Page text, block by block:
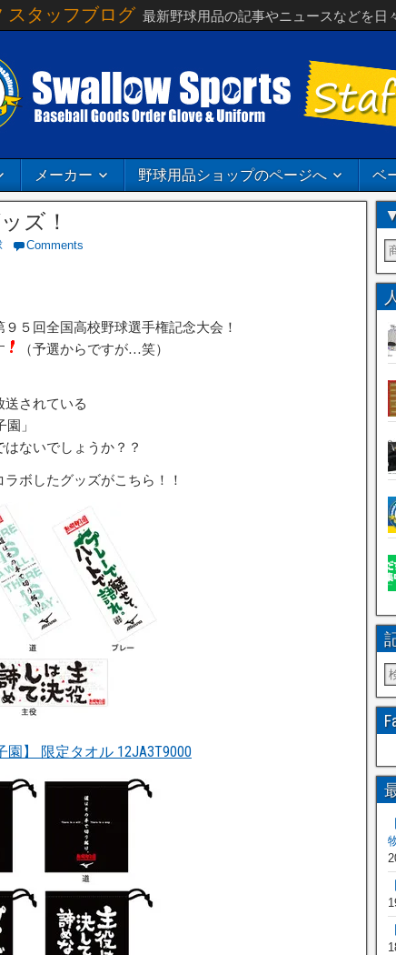
スタッフブログ 最新野球用品の記事やニュースなどを日
メーカー 野球用品ショップのページへ ベ
ズ！
Comments
５回全国高校野球選手権記念大会！
（予選からですが…笑）
送されている
」
ないでしょうか？？
ボしたグッズがこちら！！
園】 限定タオル 12JA3T9000